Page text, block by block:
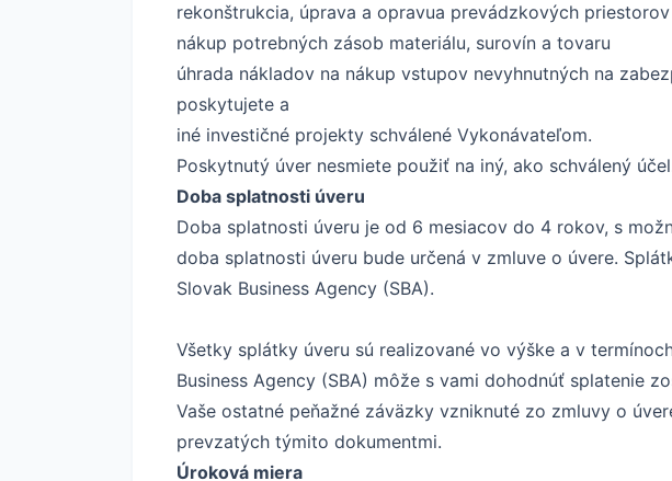
rekonštrukcia, úprava a opravua prevádzkových
nákup potrebných zásob materiálu, surovín a tovaru
úhrada nákladov na nákup vstupov nevyhnutných na
poskytujete a
iné investičné projekty schválené Vykonávateľom.
Poskytnutý úver nesmiete použiť na iný, ako schválený
Doba splatnosti úveru
Doba splatnosti úveru je od 6 mesiacov do 4 rokov, s
doba splatnosti úveru bude určená v zmluve o úvere.
Slovak Business Agency (SBA).
Všetky splátky úveru sú realizované vo výške a v
Business Agency (SBA) môže s vami dohodnúť splatenie
Vaše ostatné peňažné záväzky vzniknuté zo zmluvy o
prevzatých týmito dokumentmi.
Úroková miera